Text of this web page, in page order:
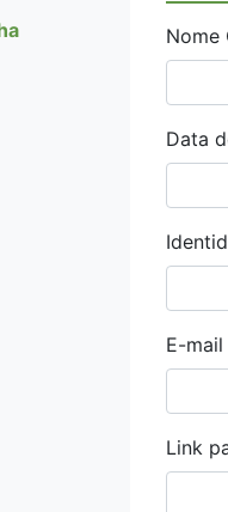
Nome
Data
E-mail
Link